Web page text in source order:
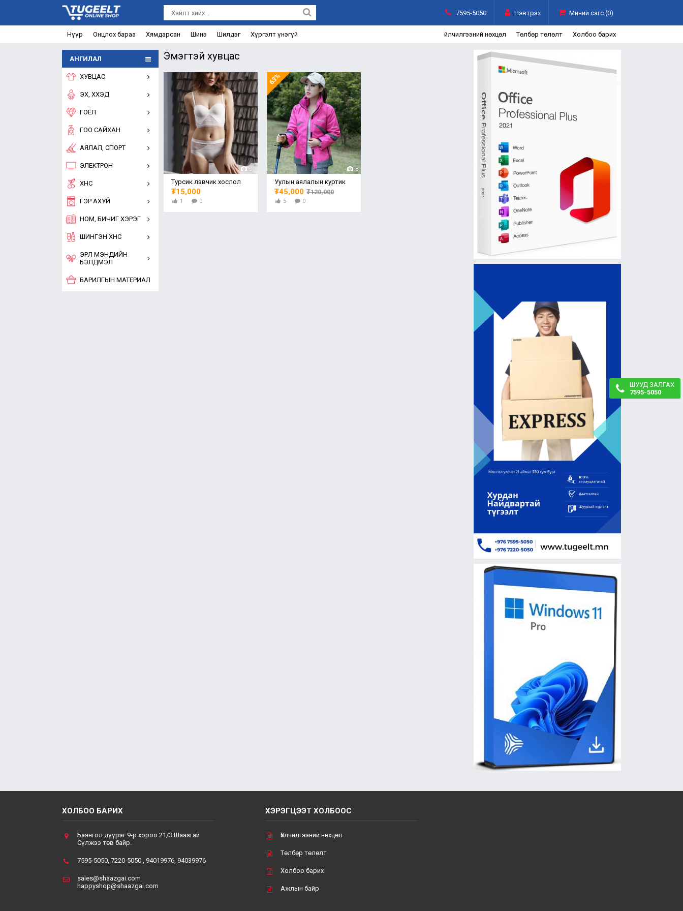
7595-5050 Нэвтрэх Миний сагс (0)
Нүүр Онцлох бараа Хямдарсан Шинэ Шилдэг Хүргэлт үнэгүй Үйлчилгээний нөхцөл Төлбөр төлөлт Холбоо барих
АНГИЛАЛ
ХУВЦАС
ЭХ, ХҮҮХЭД
ГОЁЛ
ГОО САЙХАН
АЯЛАЛ, СПОРТ
ЭЛЕКТРОН
ХҮНС
ГЭР АХУЙ
НОМ, БИЧИГ ХЭРЭГ
ШИНГЭН ХҮНС
ЭРҮҮЛ МЭНДИЙН
БЭЛДМЭЛ
БАРИЛГЫН МАТЕРИАЛ
Эмэгтэй хувцас
25
Турсик лэвчик хослол
₮15,000
1 0
63%
8
Уулын аялалын куртик
₮45,000 ₮120,000
5 0
ХОЛБОО БАРИХ
Баянгол дүүрэг 9-р хороо 21/3 Шаазгай
Сүлжээ төв байр.
7595-5050, 7220-5050 , 94019976, 94039976
sales@shaazgai.com
happyshop@shaazgai.com
ХЭРЭГЦЭЭТ ХОЛБООС
Үйлчилгээний нөхцөл
Төлбөр төлөлт
Холбоо барих
Ажлын байр
ШУУД ЗАЛГАХ
7595-5050